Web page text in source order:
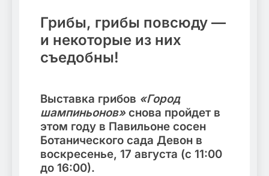
Грибы, грибы повсюду —
и некоторые из них
съедобны!
Выставка грибов «Город
шампиньонов»снова пройдет в
этом году в Павильоне сосен
Ботанического сада Девон в
воскресенье, 17 августа (с 11:00
до 16:00).